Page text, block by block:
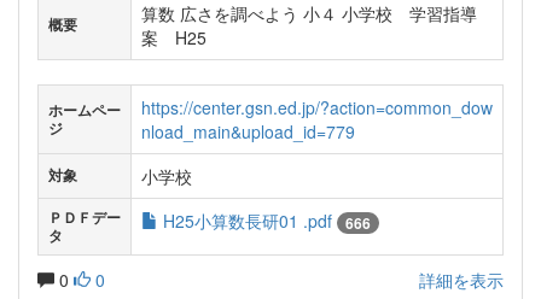
概要
算数 広さを調べよう 小４ 小学校 学習指導
案 H25
ホームペー
ジ
https://center.gsn.ed.jp/?action=common_dow
nload_main&upload_id=779
対象 小学校
ＰＤＦデー
タ
H25小算数長研01 .pdf 666
0 0 詳細を表示